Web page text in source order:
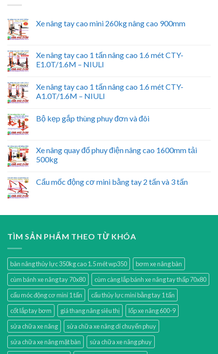
Xe nâng tay cao mini 260kg nâng cao 900mm
Xe nâng tay cao 1 tấn nâng cao 1.6 mét CTY-
E1.0T/1.6M – NIULI
Xe nâng tay cao 1 tấn nâng cao 1.6 mét CTY-
A1.0T/1.6M – NIULI
Bộ kẹp gắp thùng phuy đơn và đôi
Xe nâng quay đổ phuy điện nâng cao 1600mm tải
500kg
Cẩu mốc động cơ mini bằng tay 2 tấn và 3 tấn
TÌM SẢN PHẨM THEO TỪ KHÓA
bàn nâng thủy lực 350kg cao 1.5 mét wp350
bơm xe nâng bàn
cùm bánh xe nâng tay 70x80
cùm càng lắp bánh xe nâng tay thấp 70x80
cẩu móc động cơ mini 1 tấn
cẩu thủy lực mini bằng tay 1 tấn
cốt lắp tay bơm
giá thang nâng siêu thị
lốp xe nâng 600-9
sửa chữa xe nâng
sửa chữa xe nâng di chuyển phuy
sửa chữa xe nâng mặt bàn
sửa chữa xe nâng phuy